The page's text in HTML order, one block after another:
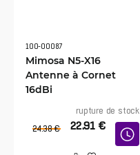
100-00087
Mimosa N5-X16
Antenne à Cornet
16dBi
rupture de stock
24.38 € 22.91 €